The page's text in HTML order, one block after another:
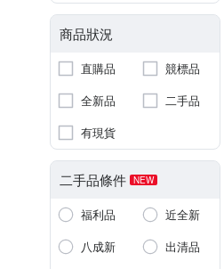
商品狀況
直購品
競標品
全新品
二手品
有現貨
二手品條件 NEW
福利品
近全新
八成新
出清品